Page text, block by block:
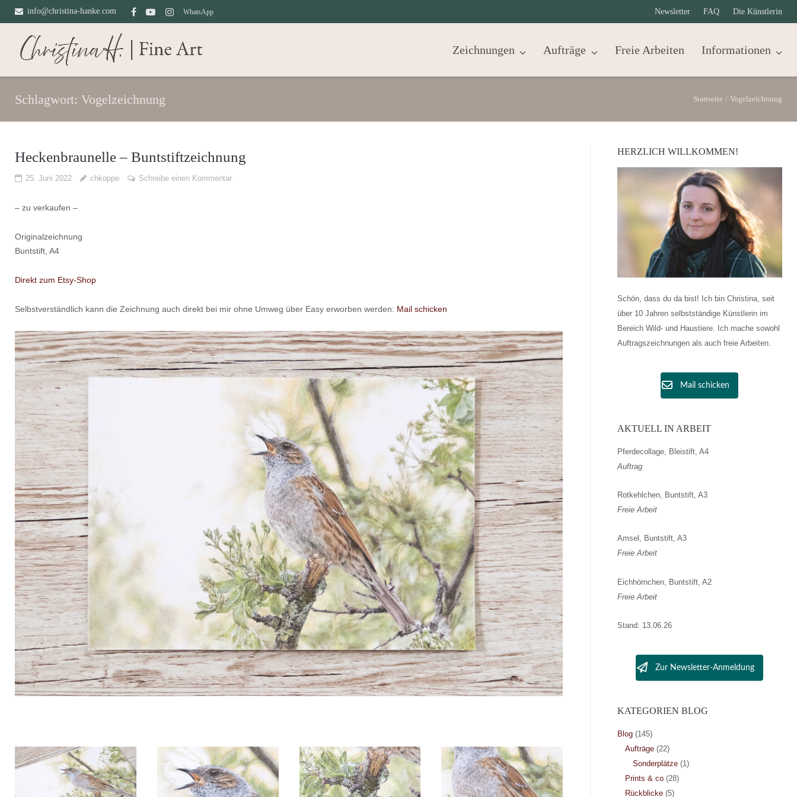
Direkt
info@christina-hanke.com WhatsApp Newsletter FAQ Die Künstlerin
Zeichnungen Aufträge Freie Arbeiten Informationen
Schlagwort: Vogelzeichnung Startseite / Vogelzeichnung
Heckenbraunelle – Buntstiftzeichnung
25. Juni 2022 chkoppe Schreibe einen Kommentar
– zu verkaufen –
Originalzeichnung
Buntstift, A4
Direkt zum Etsy-Shop
Selbstverständlich kann die Zeichnung auch direkt bei mir ohne Umweg über Easy erworben werden: Mail schicken
HERZLICH WILLKOMMEN!
Schön, dass du da bist! Ich bin Christina, seit
über 10 Jahren selbstständige Künstlerin im
Bereich Wild- und Haustiere. Ich mache sowohl
Auftragszeichnungen als auch freie Arbeiten.
Mail schicken
AKTUELL IN ARBEIT
Pferdecollage, Bleistift, A4
Auftrag
Rotkehlchen, Buntstift, A3
Freie Arbeit
Amsel, Buntstift, A3
Freie Arbeit
Eichhörnchen, Buntstift, A2
Freie Arbeit
Stand: 13.06.26
Zur Newsletter-Anmeldung
KATEGORIEN BLOG
Blog(145)
Aufträge(22)
Sonderplätze(1)
Prints & co(28)
Rückblicke(5)